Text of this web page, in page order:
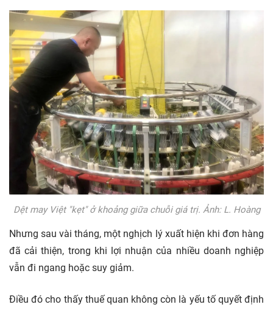
Dệt may Việt "kẹt" ở khoảng giữa chuỗi giá trị. Ảnh: L. Hoàng
Nhưng sau vài tháng, một nghịch lý xuất hiện khi đơn hàng
đã cải thiện, trong khi lợi nhuận của nhiều doanh nghiệp
vẫn đi ngang hoặc suy giảm.
Điều đó cho thấy thuế quan không còn là yếu tố quyết định